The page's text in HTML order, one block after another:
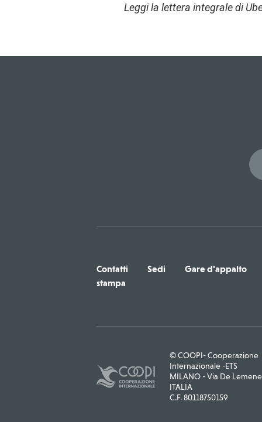
Leggi la lettera integrale di
Contatti Sedi Gare d'appalto
stampa
© COOPI- Cooperazione
Internazionale -ETS
MILANO - Via De
ITALIA
C.F. 80118750159